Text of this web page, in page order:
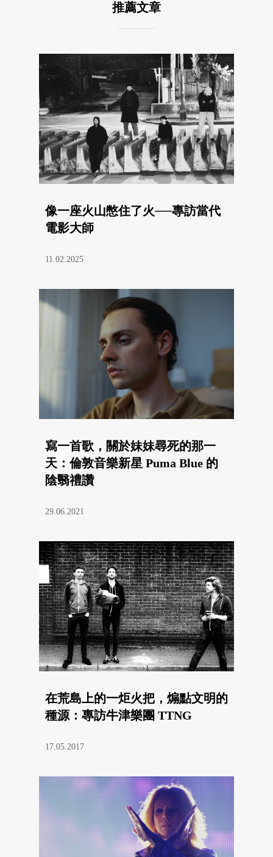
推薦文章
像一座火山憋住了火──專訪當代
電影大師
11.02.2025
寫一首歌，關於妹妹尋死的那一
天：倫敦音樂新星 Puma Blue 的
陰翳禮讚
29.06.2021
在荒島上的一炬火把，煽點文明的
種源：專訪牛津樂團 TTNG
17.05.2017